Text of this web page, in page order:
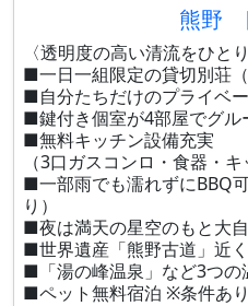
熊野
〈透明度の高い清流をひと
■一日一組限定の貸切別荘（
■自分たちだけのプライベ
■鍵付き個室が4部屋でグル
■無料キッチン設備充実
（3口ガスコンロ・食器・
■一部雨でも濡れずにBBQ
り）
■夜は満天の星空のもと大
■世界遺産「熊野古道」近く
■「湯の峰温泉」など3つの
■ペット無料宿泊 ※条件あり